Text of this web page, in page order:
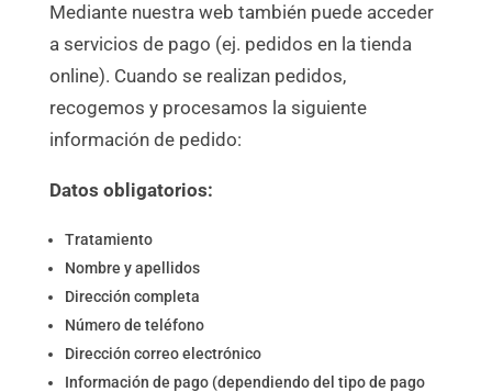
Mediante nuestra web también puede acceder
a servicios de pago (ej. pedidos en la tienda
online). Cuando se realizan pedidos,
recogemos y procesamos la siguiente
información de pedido:
Datos obligatorios:
Tratamiento
Nombre y apellidos
Dirección completa
Número de teléfono
Dirección correo electrónico
Información de pago (dependiendo del tipo de pago